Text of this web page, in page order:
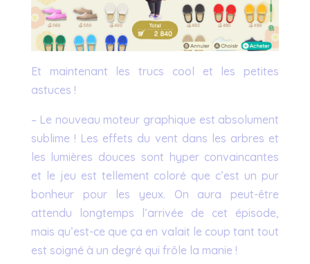
Et maintenant les trucs cool et les petites
astuces !
– Le nouveau moteur graphique est absolument
sublime ! Les effets du vent dans les arbres et
les lumières douces sont hyper convaincantes
et le jeu est tellement coloré que c’est un pur
bonheur pour les yeux. On aura peut-être
attendu longtemps l’arrivée de cet épisode,
mais qu’est-ce que ça en valait le coup tant tout
est soigné à un degré qui frôle la manie !